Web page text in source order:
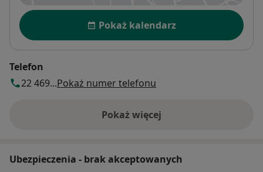
Dostępność
Pokaż kalendarz
Telefon
22 469...Pokaż numer telefonu
Pokaż więcej
o adresie
Ubezpieczenia - brak akceptowanych